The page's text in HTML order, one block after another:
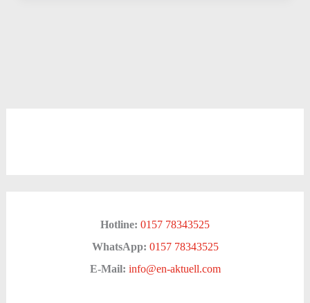
Hotline: 0157 78343525
WhatsApp: 0157 78343525
E-Mail: info@en-aktuell.com